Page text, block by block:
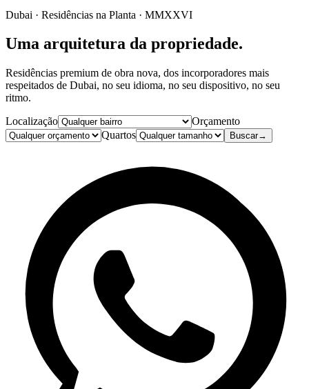
Dubai · Residências na Planta · MMXXVI
Uma arquitetura da propriedade.
Residências premium de obra nova, dos incorporadores mais
respeitados de Dubai, no seu idioma, no seu dispositivo, no seu
ritmo.
Localização
Orçamento
Quartos
Buscar→